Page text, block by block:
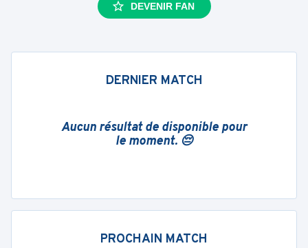
DEVENIR FAN
DERNIER MATCH
Aucun résultat de disponible pour
le moment. 😔
PROCHAIN MATCH